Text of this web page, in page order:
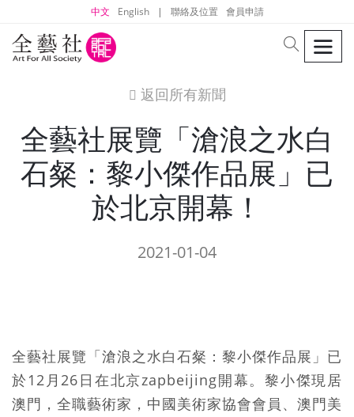
中文 English | 聯絡及位置 會員申請
search
icon
返回所有新聞
全藝社展覽「滄浪之水白
石粲：黎小傑作品展」已
於北京開幕！
2021-01-04
全藝社展覽「滄浪之水白石粲：黎小傑作品展」已
於12月26日在北京zapbeijing開幕。黎小傑現居
澳門，全職藝術家，中國美術家協會會員、澳門美